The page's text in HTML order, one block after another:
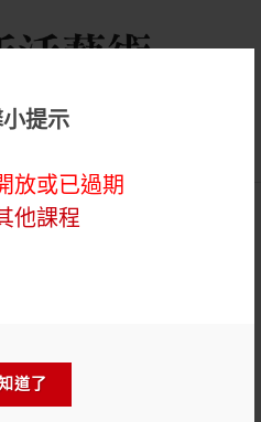
提示
放或已過期
他課程
道了
程